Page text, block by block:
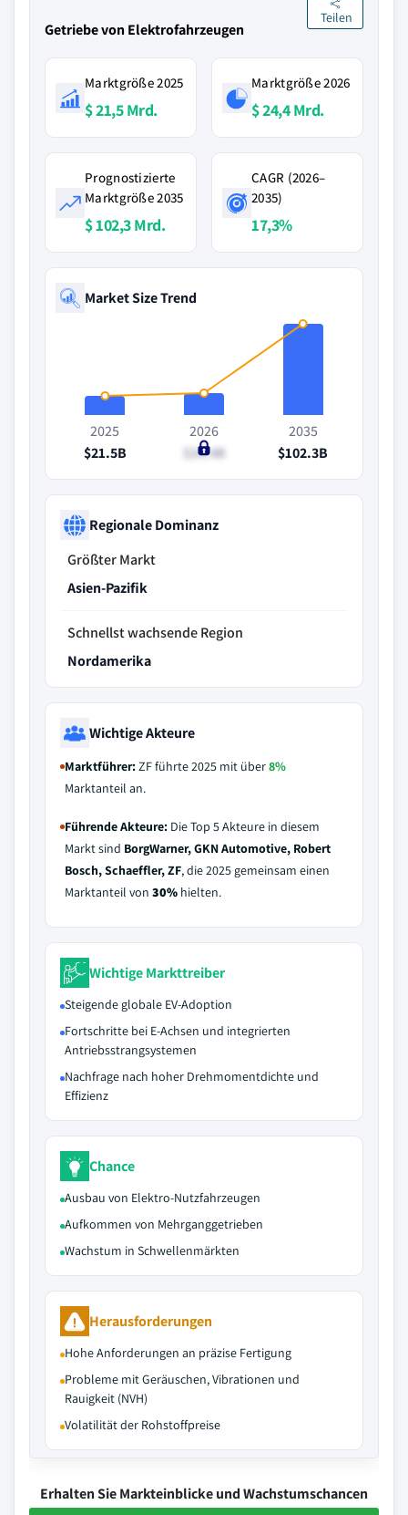
Getriebe von Elektrofahrzeugen
Teilen
Marktgröße 2025
$ 21,5 Mrd.
Marktgröße 2026
$ 24,4 Mrd.
Prognostizierte
Marktgröße 2035
$ 102,3 Mrd.
CAGR (2026–
2035)
17,3%
Market Size Trend
2025
$21.5B
2026
$24.4B
2035
$102.3B
Regionale Dominanz
Größter Markt
Asien-Pazifik
Schnellst wachsende Region
Nordamerika
Wichtige Akteure
Marktführer:ZF führte 2025 mit über8%
Marktanteil an.
Führende Akteure: Die Top 5 Akteure in diesem
Markt sind BorgWarner, GKN Automotive, Robert
Bosch, Schaeffler, ZF, die 2025 gemeinsam einen
Marktanteil von 30% hielten.
Wichtige Markttreiber
Steigende globale EV-Adoption
Fortschritte bei E-Achsen und integrierten
Antriebsstrangsystemen
Nachfrage nach hoher Drehmomentdichte und
Effizienz
Chance
Ausbau von Elektro-Nutzfahrzeugen
Aufkommen von Mehrganggetrieben
Wachstum in Schwellenmärkten
Herausforderungen
Hohe Anforderungen an präzise Fertigung
Probleme mit Geräuschen, Vibrationen und
Rauigkeit (NVH)
Volatilität der Rohstoffpreise
Erhalten Sie Markteinblicke und Wachstumschancen